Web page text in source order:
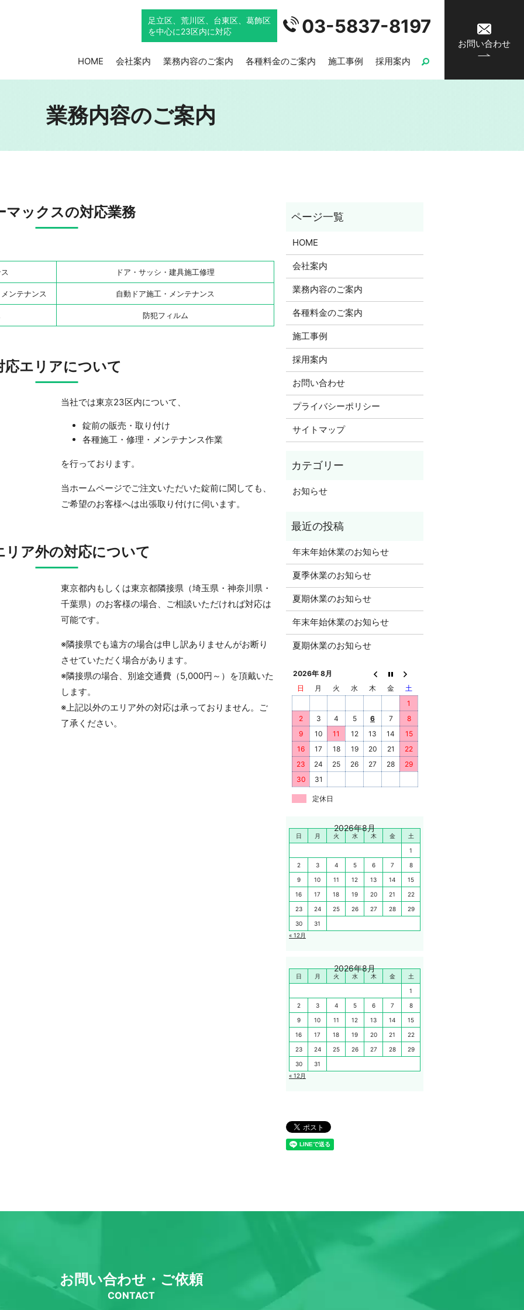
足立区、荒川区、台東区、葛飾区
を中心に23区内に対応
03-5837-8197
HOME 会社案内 業務内容のご案内 各種料金のご案内 施工事例 採用案内
お問い合わせ
業務内容のご案内
マックスの対応業務
ドア・サッシ・建具施工修理
ンテナンス 自動ドア施工・メンテナンス
防犯フィルム
応エリアについて
当社では東京23区内について、
錠前の販売・取り付け
各種施工・修理・メンテナンス作業
を行っております。
当ホームページでご注文いただいた錠前に関しても、
ご希望のお客様へは出張取り付けに伺います。
リア外の対応について
東京都内もしくは東京都隣接県（埼玉県・神奈川県・
千葉県）のお客様の場合、ご相談いただければ対応は
可能です。
※隣接県でも遠方の場合は申し訳ありませんがお断り
させていただく場合があります。
※隣接県の場合、別途交通費（5,000円～）を頂戴いた
します。
※上記以外のエリア外の対応は承っておりません。ご
了承ください。
HOME
会社案内
業務内容のご案内
各種料金のご案内
施工事例
採用案内
お問い合わせ
プライバシーポリシー
サイトマップ
お知らせ
年末年始休業のお知らせ
夏季休業のお知らせ
夏期休業のお知らせ
年末年始休業のお知らせ
夏期休業のお知らせ
2026年 8月
日
月 火 水 木 金
土
1
2
3 4 5 6 7
8
9
10 11 12 13 14
15
16
17 18 19 20 21
22
23
24 25 26 27 28
29
30
31
定休日
2026年8月
日 月 火 水 木 金 土
1
2 3 4 5 6 7 8
9 10 11 12 13 14 15
16 17 18 19 20 21 22
23 24 25 26 27 28 29
30
31
« 12月
2026年8月
日 月 火 水 木 金 土
1
2 3 4 5 6 7 8
9 10 11 12 13 14 15
16 17 18 19 20 21 22
23 24 25 26 27 28 29
30
31
« 12月
お問い合わせ・ご依頼
CONTACT